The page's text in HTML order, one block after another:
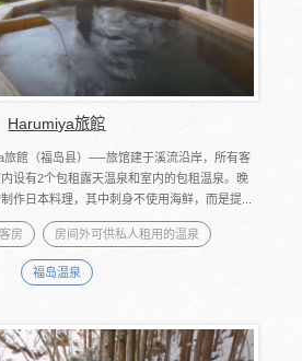
Harumiya旅館
旅館（福岛县）──旅馆建于溪流沿岸，所有客
设有2个包租露天温泉和室内的包租温泉。晚
作日本料理，其中刺身不使用海鲜，而是提...
房 房间外可供私人租用的温泉
福岛温泉